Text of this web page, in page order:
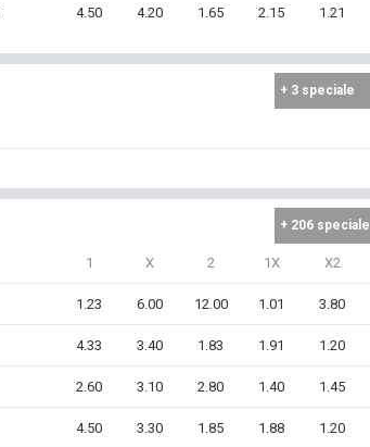
4.50 4.20 1.65 2.15 1.21
+ 3 speciale
+ 206 speciale
1 X 2 1X X2
1.23 6.00 12.00 1.01 3.80
4.33 3.40 1.83 1.91 1.20
2.60 3.10 2.80 1.40 1.45
4.50 3.30 1.85 1.88 1.20